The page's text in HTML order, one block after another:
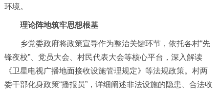
环境。
理论阵地筑牢思想根基
乡党委政府将政策宣导作为整治关键环节，依托各村“先
锋夜校”、党员大会、村民代表大会等核心平台，深入解读
《卫星电视广播地面接收设施管理规定》等法规政策。村两
委干部化身政策“播报员”，详细阐述非法设施的隐患、合法收